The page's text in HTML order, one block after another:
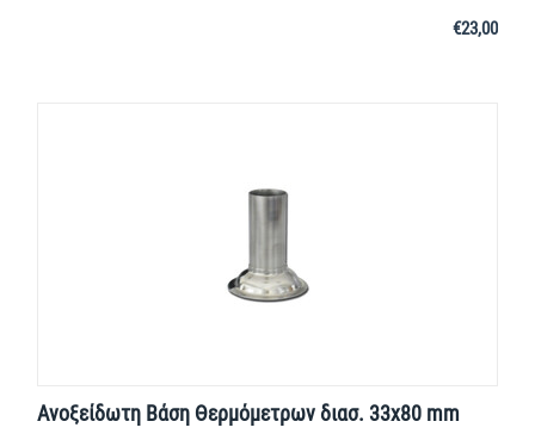
€23,00
Ανοξείδωτη Βάση Θερμόμετρων διασ. 33x80 mm